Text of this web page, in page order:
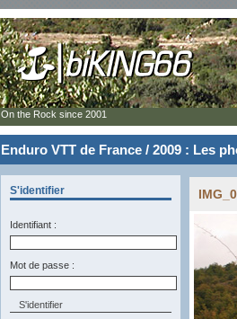
Enduro VTT de France / 2009 : Les
S'identifier
Identifiant :
Mot de passe :
On the Rock since 2001